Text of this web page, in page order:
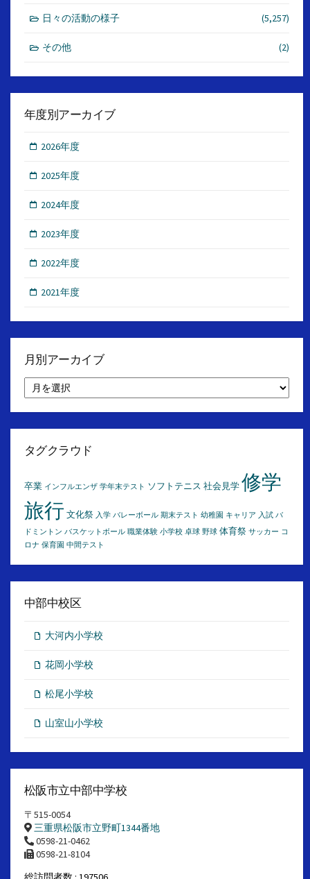
日々の活動の様子 (5,257)
その他 (2)
年度別アーカイブ
2026年度
2025年度
2024年度
2023年度
2022年度
2021年度
月別アーカイブ
別
ア
イ
タグクラウド
卒業 インフルエンザ 学年末テスト ソフトテニス 社会見学 修学
旅行 文化祭 入学 バレーボール 期末テスト 幼稚園 キャリア 入試 バ
ドミントン バスケットボール 職業体験 小学校 卓球 野球 体育祭 サッカー コ
ロナ 保育園 中間テスト
中部中校区
大河内小学校
花岡小学校
松尾小学校
山室山小学校
松阪市立中部中学校
〒515-0054
三重県松阪市立野町1344番地
0598-21-0462
0598-21-8104